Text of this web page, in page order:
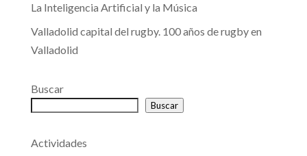
La Inteligencia Artificial y la Música
Valladolid capital del rugby. 100 años de rugby en
Valladolid
Buscar
Buscar
Actividades